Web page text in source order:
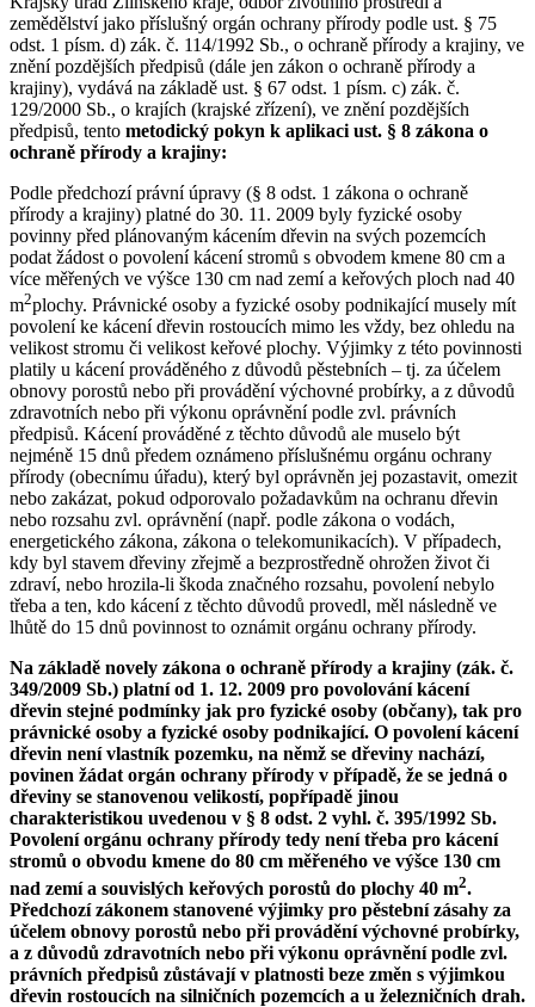
zemědělství jako příslušný orgán ochrany přírody podle ust. § 75
odst. 1 písm. d) zák. č. 114/1992 Sb., o ochraně přírody a krajiny, ve
znění pozdějších předpisů (dále jen zákon o ochraně přírody a
krajiny), vydává na základě ust. § 67 odst. 1 písm. c) zák. č.
129/2000 Sb., o krajích (krajské zřízení), ve znění pozdějších
předpisů, tento metodický pokyn k aplikaci ust. § 8 zákona o
ochraně přírody a krajiny:
Podle předchozí právní úpravy (§ 8 odst. 1 zákona o ochraně
přírody a krajiny) platné do 30. 11. 2009 byly fyzické osoby
povinny před plánovaným kácením dřevin na svých pozemcích
podat žádost o povolení kácení stromů s obvodem kmene 80 cm a
více měřených ve výšce 130 cm nad zemí a keřových ploch nad 40
m2plochy. Právnické osoby a fyzické osoby podnikající musely mít
povolení ke kácení dřevin rostoucích mimo les vždy, bez ohledu na
velikost stromu či velikost keřové plochy. Výjimky z této povinnosti
platily u kácení prováděného z důvodů pěstebních – tj. za účelem
obnovy porostů nebo při provádění výchovné probírky, a z důvodů
zdravotních nebo při výkonu oprávnění podle zvl. právních
předpisů. Kácení prováděné z těchto důvodů ale muselo být
nejméně 15 dnů předem oznámeno příslušnému orgánu ochrany
přírody (obecnímu úřadu), který byl oprávněn jej pozastavit, omezit
nebo zakázat, pokud odporovalo požadavkům na ochranu dřevin
nebo rozsahu zvl. oprávnění (např. podle zákona o vodách,
energetického zákona, zákona o telekomunikacích). V případech,
kdy byl stavem dřeviny zřejmě a bezprostředně ohrožen život či
zdraví, nebo hrozila-li škoda značného rozsahu, povolení nebylo
třeba a ten, kdo kácení z těchto důvodů provedl, měl následně ve
lhůtě do 15 dnů povinnost to oznámit orgánu ochrany přírody.
Na základě novely zákona o ochraně přírody a krajiny (zák. č.
349/2009 Sb.) platní od 1. 12. 2009 pro povolování kácení
dřevin stejné podmínky jak pro fyzické osoby (občany), tak pro
právnické osoby a fyzické osoby podnikající. O povolení kácení
dřevin není vlastník pozemku, na němž se dřeviny nachází,
povinen žádat orgán ochrany přírody v případě, že se jedná o
dřeviny se stanovenou velikostí, popřípadě jinou
charakteristikou uvedenou v § 8 odst. 2 vyhl. č. 395/1992 Sb.
Povolení orgánu ochrany přírody tedy není třeba pro kácení
stromů o obvodu kmene do 80 cm měřeného ve výšce 130 cm
nad zemí a souvislých keřových porostů do plochy 40 m2.
Předchozí zákonem stanovené výjimky pro pěstební zásahy za
účelem obnovy porostů nebo při provádění výchovné probírky,
a z důvodů zdravotních nebo při výkonu oprávnění podle zvl.
právních předpisů zůstávají v platnosti beze změn s výjimkou
dřevin rostoucích na silničních pozemcích a u železničních drah.